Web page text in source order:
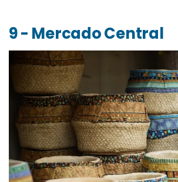
9 - Mercado Central